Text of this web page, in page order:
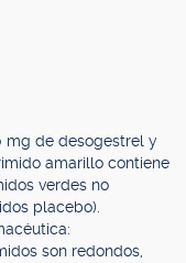
mg de desogestrel y
amarillo contiene
verdes no
placebo).
son redondos,